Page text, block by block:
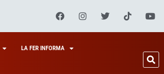
LA FER INFORMA